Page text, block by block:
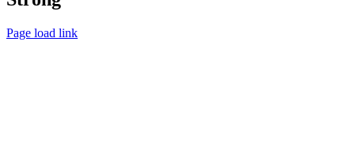
Page load link